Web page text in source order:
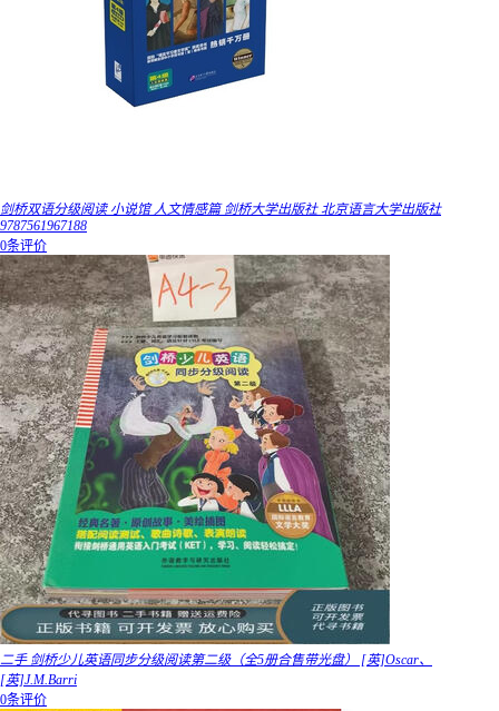
剑桥双语分级阅读 小说馆 人文情感篇 剑桥大学出版社 北京语言大学出版社
9787561967188
0条评价
二手 剑桥少儿英语同步分级阅读第二级（全5册合售带光盘） [英]Oscar、
[英]J.M.Barri
0条评价